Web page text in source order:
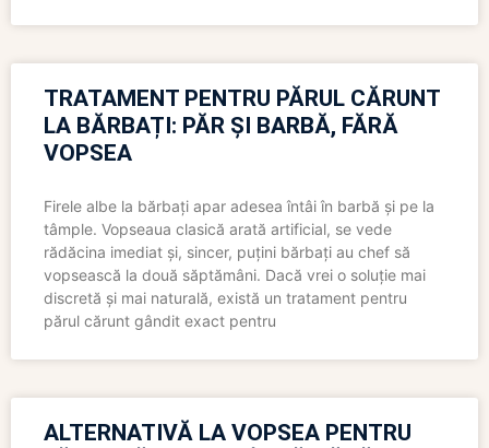
TRATAMENT PENTRU PĂRUL CĂRUNT
LA BĂRBAȚI: PĂR ȘI BARBĂ, FĂRĂ
VOPSEA
Firele albe la bărbați apar adesea întâi în barbă și pe la
tâmple. Vopseaua clasică arată artificial, se vede
rădăcina imediat și, sincer, puțini bărbați au chef să
vopsească la două săptămâni. Dacă vrei o soluție mai
discretă și mai naturală, există un tratament pentru
părul cărunt gândit exact pentru
ALTERNATIVĂ LA VOPSEA PENTRU